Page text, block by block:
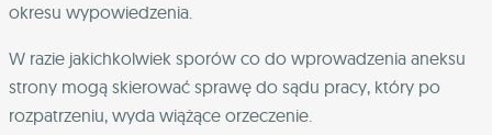
okresu wypowiedzenia.
W razie jakichkolwiek sporów co do wprowadzenia aneksu
strony mogą skierować sprawę do sądu pracy, który po
rozpatrzeniu, wyda wiążące orzeczenie.